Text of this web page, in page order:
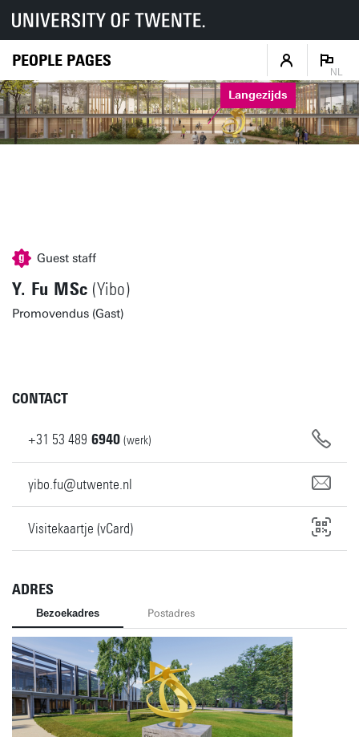
PEOPLE PAGES
NL
Langezijds
Guest staff
Y. Fu MSc (Yibo)
Promovendus (Gast)
CONTACT
+31 53 489 6940 (werk)
yibo.fu@utwente.nl
Visitekaartje (vCard)
ADRES
Bezoekadres Postadres